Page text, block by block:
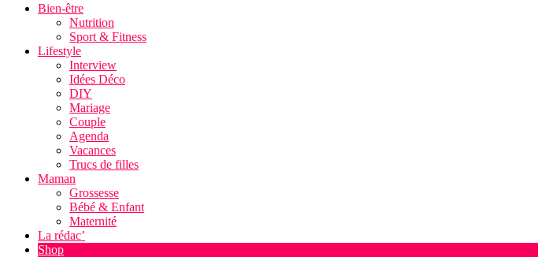
Bien-être
Nutrition
Sport & Fitness
Lifestyle
Interview
Idées Déco
DIY
Mariage
Couple
Agenda
Vacances
Trucs de filles
Maman
Grossesse
Bébé & Enfant
Maternité
La rédac’
Shop